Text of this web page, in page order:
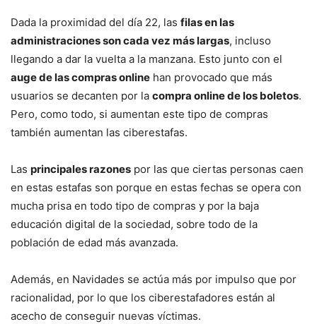
Dada la proximidad del día 22, las filas en las
administraciones son cada vez más largas, incluso
llegando a dar la vuelta a la manzana. Esto junto con el
auge de las compras online han provocado que más
usuarios se decanten por la compra online de los boletos.
Pero, como todo, si aumentan este tipo de compras
también aumentan las ciberestafas.
Las principales razones por las que ciertas personas caen
en estas estafas son porque en estas fechas se opera con
mucha prisa en todo tipo de compras y por la baja
educación digital de la sociedad, sobre todo de la
población de edad más avanzada.
Además, en Navidades se actúa más por impulso que por
racionalidad, por lo que los ciberestafadores están al
acecho de conseguir nuevas víctimas.